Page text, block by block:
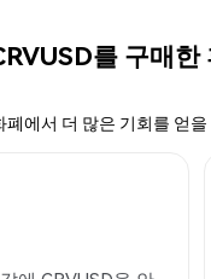
를 구매
에서 더 많은 기회를 얻